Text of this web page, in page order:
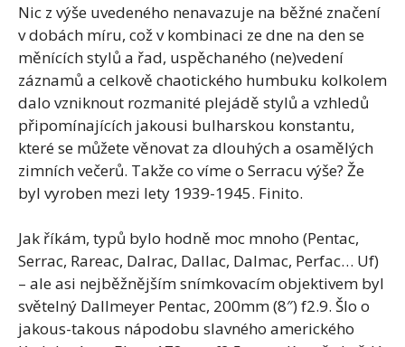
Nic z výše uvedeného nenavazuje na běžné značení
v dobách míru, což v kombinaci ze dne na den se
měnících stylů a řad, uspěchaného (ne)vedení
záznamů a celkově chaotického humbuku kolkolem
dalo vzniknout rozmanité plejádě stylů a vzhledů
připomínajících jakousi bulharskou konstantu,
které se můžete věnovat za dlouhých a osamělých
zimních večerů. Takže co víme o Serracu výše? Že
byl vyroben mezi lety 1939-1945. Finito.
Jak říkám, typů bylo hodně moc mnoho (Pentac,
Serrac, Rareac, Dalrac, Dallac, Dalmac, Perfac… Uf)
– ale asi nejběžnějším snímkovacím objektivem byl
světelný Dallmeyer Pentac, 200mm (8″) f2.9. Šlo o
jakous-takous nápodobu slavného amerického